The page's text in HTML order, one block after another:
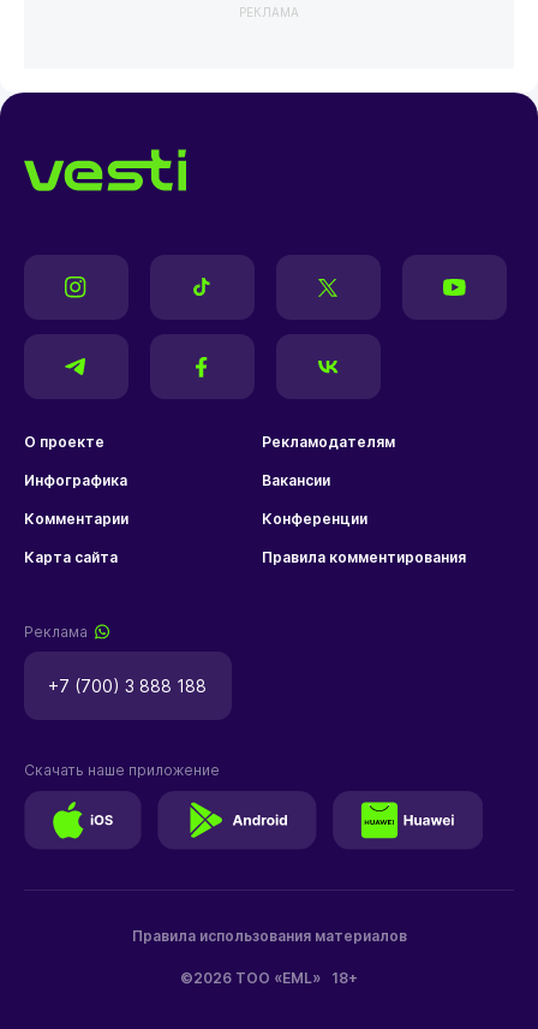
РЕКЛАМА
О проекте Рекламодателям
Инфографика Вакансии
Комментарии Конференции
Карта сайта Правила комментирования
Реклама
+7 (700) 3 888 188
©2026 ТОО «EML» 18+
Правила использования материалов
Скачать наше приложение